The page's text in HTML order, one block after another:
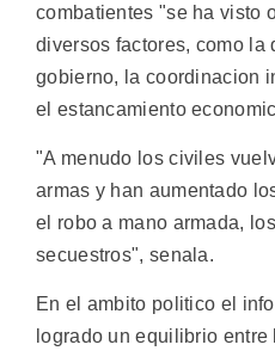
combatientes "se ha visto
diversos factores, como la
gobierno, la coordinacion
el estancamiento
"A menudo los civiles
armas y han aumentado
el robo a mano armada,
secuestros", senala.
En el ambito politico el
logrado un equilibrio entre